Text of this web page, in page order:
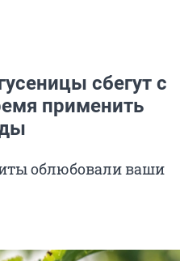
сбегут с
применить
облюбовали ваши